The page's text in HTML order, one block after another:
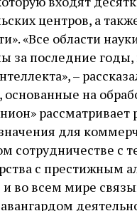
центров, а
«Все области
за последние
–
основанные на
для
сотрудничестве с
с престижным
во всем мире